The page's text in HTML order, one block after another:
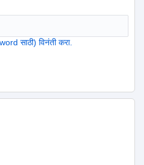
साठी) विनंती करा.